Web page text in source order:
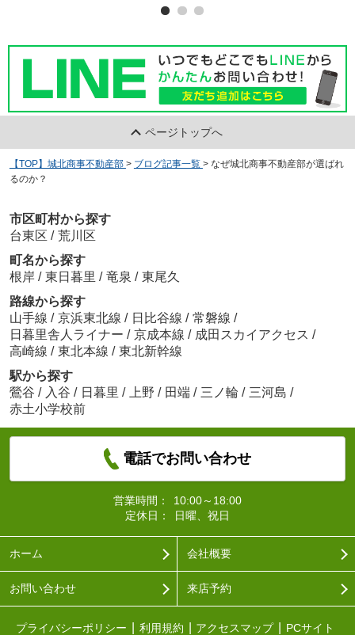
ページトップへ
【TOP】城北商事不動産部 > ブログ記事一覧 > なぜ城北商事不動産部が選ばれ
るのか？
市区町村から探す
台東区 / 荒川区
町名から探す
根岸 / 東日暮里 / 竜泉 / 東尾久
路線から探す
山手線 / 京浜東北線 / 日比谷線 / 常磐線 /
日暮里舎人ライナー / 京成本線 / 成田スカイアクセス /
高崎線 / 東北本線 / 東北新幹線
駅から探す
鶯谷 / 入谷 / 日暮里 / 上野 / 田端 / 三ノ輪 / 三河島 /
赤土小学校前
電話でお問い合わせ
営業時間：
10:00～18:00
定休日：
日曜、祝日
ホーム 会社概要
お問い合わせ 来店予約
プライバシーポリシー 利用規約 アクセスマップ PCサイト